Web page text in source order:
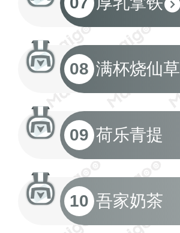
08 满杯烧仙草
09 荷乐青提
10 吾家奶茶